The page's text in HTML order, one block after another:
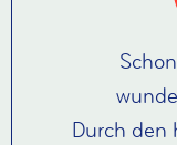
Durch den